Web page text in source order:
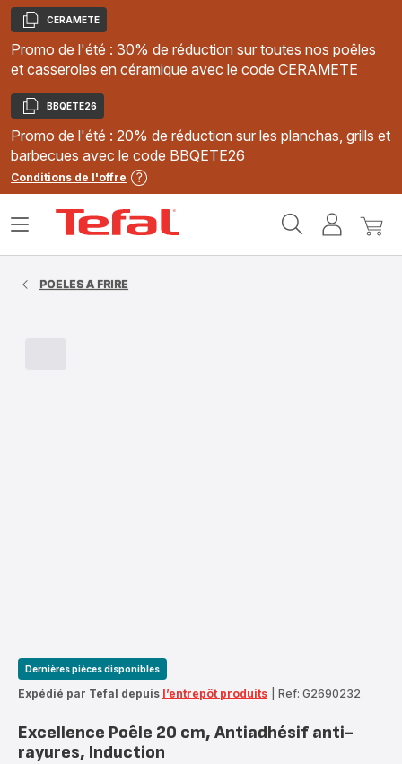
Copier
CERAMETE
Promo de l'été : 30% de réduction sur toutes nos poêles
et casseroles en céramique avec le code CERAMETE
Copier
BBQETE26
Promo de l'été : 20% de réduction sur les planchas, grills et
barbecues avec le code BBQETE26
Conditions de l'offre
MonMon
Ouvrir
POELES A FRIRE
Dernières pièces disponibles
Expédié par Tefal depuis l’entrepôt produits Ref: G2690232
Excellence Poêle 20 cm, Antiadhésif anti-
rayures, Induction